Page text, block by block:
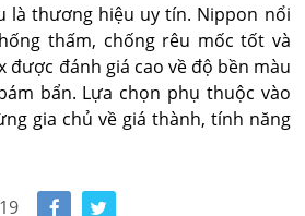
là thương hiệu uy tín. Nippon nổi
thấm, chống rêu mốc tốt và
được đánh giá cao về độ bền màu
bẩn. Lựa chọn phụ thuộc vào
gia chủ về giá thành, tính năng